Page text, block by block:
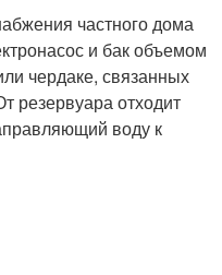
частного дома
и бак объемом
чердаке, связанных
резервуара отходит
воду к